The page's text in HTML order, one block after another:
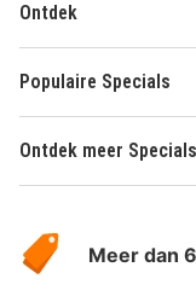
Ontdek
Populaire Specials
Ontdek meer Specials
HotelSpecials
Meer dan